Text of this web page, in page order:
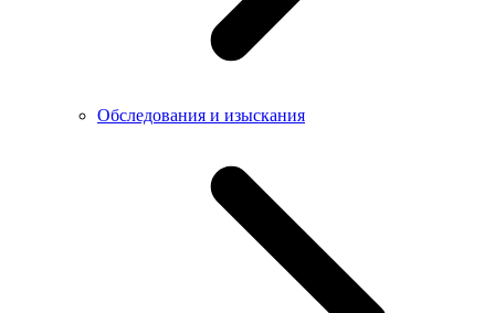
Обследования и изыскания